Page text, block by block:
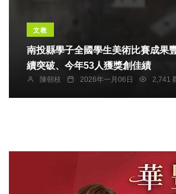
文教
南投縣學子全國學生美術比賽成果
續突破、今年53人獲獎創佳績
陳朝枝 2026年一月06日 2,741